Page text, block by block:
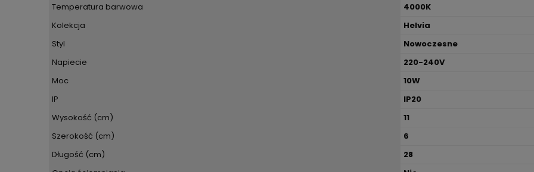
Temperatura barwowa
4000K
Kolekcja
Helvia
Styl
Nowoczesne
Napiecie
220-240V
Moc
10W
IP
IP20
Wysokość (cm)
11
Szerokość (cm)
6
Długość (cm)
28